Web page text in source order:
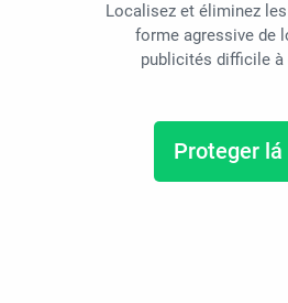
Localisez et éliminez
forme agressive de
publicités difficile à
Proteger lá